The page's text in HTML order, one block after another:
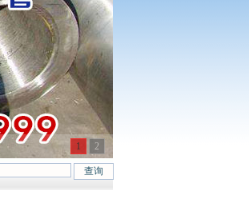
1 2
、40Cr、20Cr、16Mn-45Mn、27SiMn、Cr5Mo、